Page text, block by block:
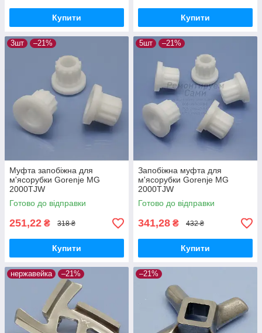
Купити Купити
3шт –21%
Муфта запобіжна для
м'ясорубки Gorenje MG
2000TJW
Готово до відправки
251,22 ₴ 318 ₴
Купити
5шт –21%
Запобіжна муфта для
м'ясорубки Gorenje MG
2000TJW
Готово до відправки
341,28 ₴ 432 ₴
Купити
нержавейка –21% –21%